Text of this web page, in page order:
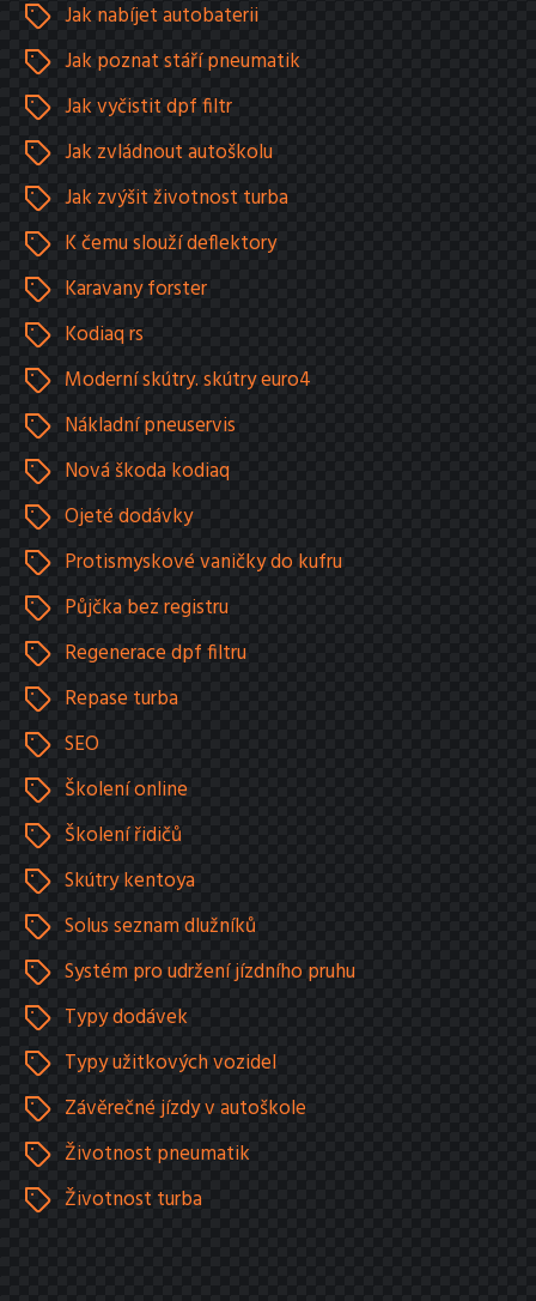
Jak nabíjet autobaterii
Jak poznat stáří pneumatik
Jak vyčistit dpf filtr
Jak zvládnout autoškolu
Jak zvýšit životnost turba
K čemu slouží deflektory
Karavany forster
Kodiaq rs
Moderní skútry. skútry euro4
Nákladní pneuservis
Nová škoda kodiaq
Ojeté dodávky
Protismyskové vaničky do kufru
Půjčka bez registru
Regenerace dpf filtru
Repase turba
SEO
Školení online
Školení řidičů
Skútry kentoya
Solus seznam dlužníků
Systém pro udržení jízdního pruhu
Typy dodávek
Typy užitkových vozidel
Závěrečné jízdy v autoškole
Životnost pneumatik
Životnost turba